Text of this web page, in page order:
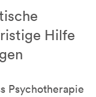
Hilfe
Psychotherapie